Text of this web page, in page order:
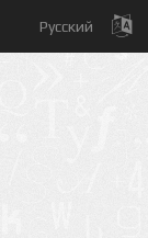
Русский